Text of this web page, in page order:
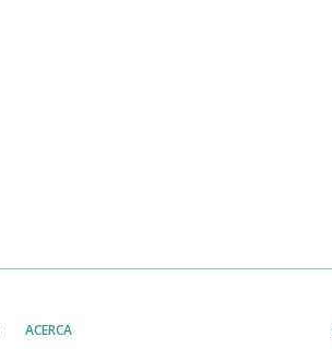
ACERCA